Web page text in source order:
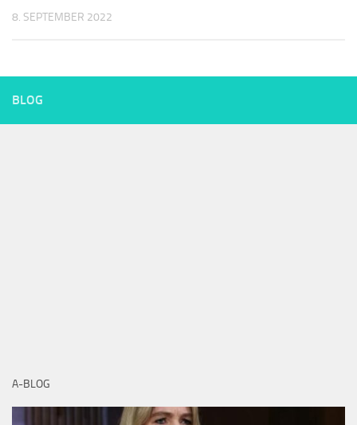
8. SEPTEMBER 2022
BLOG
A-BLOG